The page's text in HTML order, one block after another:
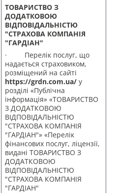
ТОВАРИСТВО З
ДОДАТКОВОЮ
ВІДПОВІДАЛЬНІСТЮ
"СТРАХОВА КОМПАНІЯ
"ГАРДІАН"
· Перелік послуг, що
надається страховиком,
розміщений на сайті
https://grdn.com.ua/ у
розділі «Публічна
інформація» «ТОВАРИСТВО
З ДОДАТКОВОЮ
ВІДПОВІДАЛЬНІСТЮ
"СТРАХОВА КОМПАНІЯ
"ГАРДІАН"» «Перелік
фінансових послуг, ліцензії,
видані ТОВАРИСТВО З
ДОДАТКОВОЮ
ВІДПОВІДАЛЬНІСТЮ
"СТРАХОВА КОМПАНІЯ
"ГАРДІАН"